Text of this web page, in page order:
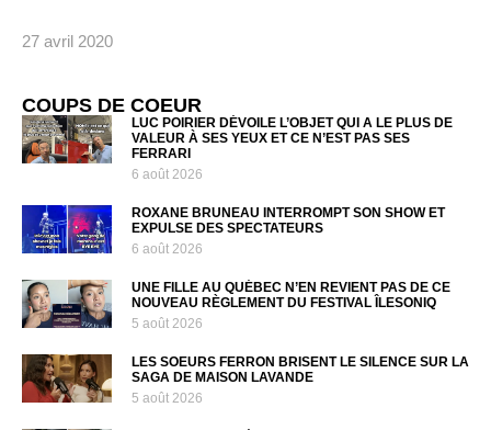
27 avril 2020
COUPS DE COEUR
LUC POIRIER DÉVOILE L’OBJET QUI A LE PLUS DE
VALEUR À SES YEUX ET CE N’EST PAS SES
FERRARI
6 août 2026
ROXANE BRUNEAU INTERROMPT SON SHOW ET
EXPULSE DES SPECTATEURS
6 août 2026
UNE FILLE AU QUÉBEC N’EN REVIENT PAS DE CE
NOUVEAU RÈGLEMENT DU FESTIVAL ÎLESONIQ
5 août 2026
LES SOEURS FERRON BRISENT LE SILENCE SUR LA
SAGA DE MAISON LAVANDE
5 août 2026